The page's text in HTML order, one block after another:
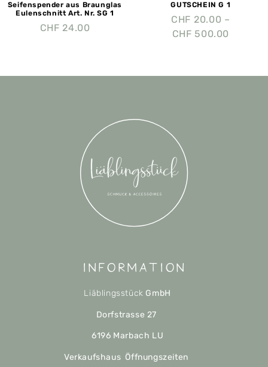
Seifenspender aus Braunglas
Eulenschnitt Art. Nr. SG 1
CHF 24.00
GUTSCHEIN G 1
CHF 20.00 –
CHF 500.00
Information
Liäblingsstück GmbH
Dorfstrasse 27
6196 Marbach LU
Verkaufshaus Öffnungszeiten